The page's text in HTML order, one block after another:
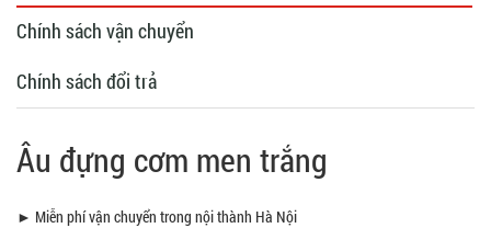
Chính sách vận chuyển
Chính sách đổi trả
Âu đựng cơm men trắng
► Miễn phí vận chuyển trong nội thành Hà Nội